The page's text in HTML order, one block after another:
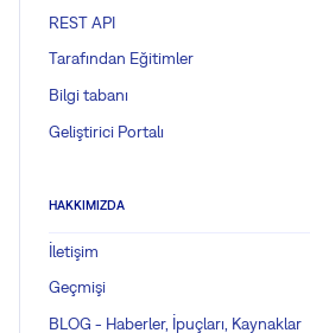
REST API
Tarafından Eğitimler
Bilgi tabanı
Geliştirici Portalı
HAKKIMIZDA
İletişim
Geçmişi
BLOG - Haberler, İpuçları, Kaynaklar